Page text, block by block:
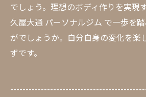
でしょう。理想のボディ作りを実現
久屋大通 パーソナルジム で一歩を
がでしょうか。自分自身の変化を楽
ずです。